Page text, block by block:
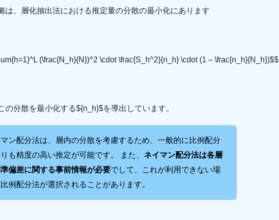
は、層化抽出法における推定量の分散の最小化にあります
(\frac{N_h}{N})^2 \cdot \frac{S_h^2}{n_h} \cdot (1 – \frac{n_h}{N_h})$$
の分散を最小化する${n_h}$を導出しています。
ン配分法は、層内の分散を考慮するため、一般的に比例配分
も精度の高い推定が可能です。 また、ネイマン配分法は各層
偏差に関する事前情報が必要でして、これが利用できない場
例配分法が選択されることがあります。